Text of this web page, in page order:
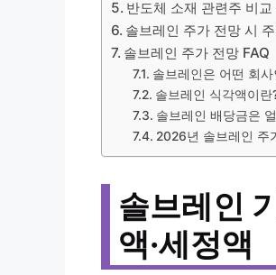
반도체 소재 관련주 비
솔브레인 주가 전망 시
솔브레인 주가 전망 FAQ
솔브레인은 어떤 회
솔브레인 식각액이란
솔브레인 배당금은
2026년 솔브레인 주
솔브레인
액·세정액